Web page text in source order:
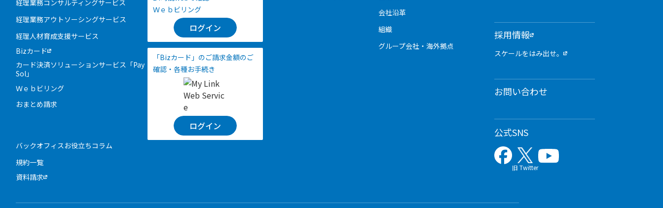
経理業務コンサルティングサービス
経理業務アウトソーシングサービス
経理人材育成支援サービス
Bizカード
カード決済ソリューションサービス「Pay
Sol」
Ｗｅｂビリング
おまとめ請求
バックオフィスお役立ちコラム
規約一覧
資料請求
Ｗｅｂビリング
ログイン
「Bizカード」のご請求金額のご
確認・各種お手続き
ログイン
会社沿革
組織
グループ会社・海外拠点
採用情報
スケールをはみ出せ。
お問い合わせ
公式SNS
旧 Twitter